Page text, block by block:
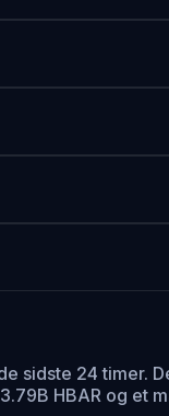
sidste 24 timer.
HBAR og et